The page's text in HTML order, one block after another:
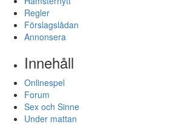
Regler
Förslagslådan
Annonsera
Innehåll
Onlinespel
Forum
Sex och Sinne
Under mattan